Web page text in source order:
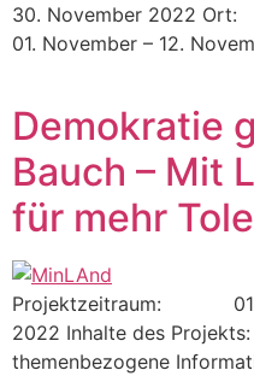
30.
01. November – 12.
14.
Demokratie
Bauch – Mit
für mehr
Projektzeitraum: 01.
2022 Inhalte des
themenbezogene